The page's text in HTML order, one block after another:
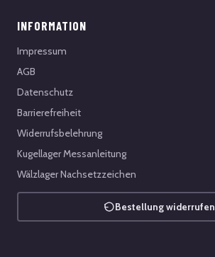
INFORMATION
Impressum
AGB
Datenschutz
Barrierefreiheit
Widerrufsbelehrung
Kugellager Messanleitung
Wälzlager Nachsetzzeichen
Bestellung widerrufen